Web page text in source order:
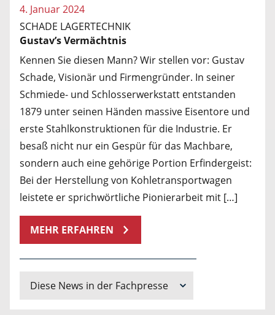
4. Januar 2024
SCHADE LAGERTECHNIK
Gustav’s Vermächtnis
Kennen Sie diesen Mann? Wir stellen vor: Gustav
Schade, Visionär und Firmengründer. In seiner
Schmiede- und Schlosserwerkstatt entstanden
1879 unter seinen Händen massive Eisentore und
erste Stahlkonstruktionen für die Industrie. Er
besaß nicht nur ein Gespür für das Machbare,
sondern auch eine gehörige Portion Erfindergeist:
Bei der Herstellung von Kohletransportwagen
leistete er sprichwörtliche Pionierarbeit mit […]
MEHR ERFAHREN
Diese News in der Fachpresse